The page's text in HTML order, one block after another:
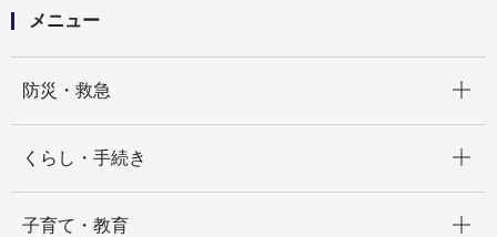
メニュー
防災・救急
くらし・手続き
子育て・教育